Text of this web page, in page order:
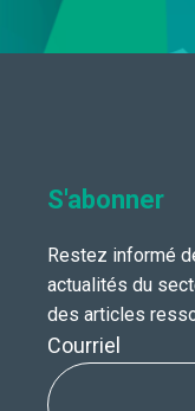
S'abonner
Restez informé
actualités du
des articles
Courriel